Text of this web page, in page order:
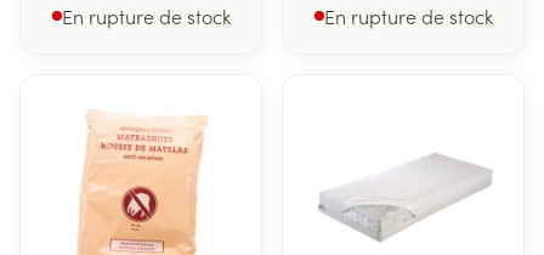
En rupture de stock En rupture de stock